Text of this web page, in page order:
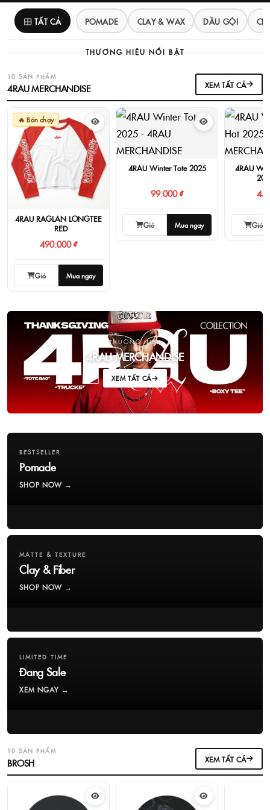
TẤT CẢ POMADE CLAY & WAX DẦU GỘI
THƯƠNG HIỆU NỔI BẬT
10 SẢN PHẨM
4RAU MERCHANDISE XEM TẤT CẢ
🔥 Bán chạy
4RAU RAGLAN LONGTEE
- RED
490.000 ₫
Giỏ Mua ngay
4RAU Winter Tote 2025
99.000 ₫
Giỏ Mua ngay
4RAU
Giỏ
THƯƠNG HIỆU
4RAU MERCHANDISE
XEM TẤT CẢ
BESTSELLER
Pomade
SHOP NOW →
MATTE & TEXTURE
Clay & Fiber
SHOP NOW →
LIMITED TIME
Đang Sale
XEM NGAY →
10 SẢN PHẨM
BROSH XEM TẤT CẢ